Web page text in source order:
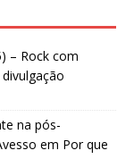
– Rock com
na pós-
em Por que